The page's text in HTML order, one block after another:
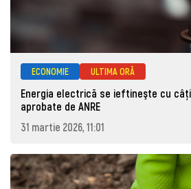
ECONOMIE ULTIMA ORĂ
Energia electrică se ieftineşte cu
aprobate de ANRE
31 martie 2026, 11:01